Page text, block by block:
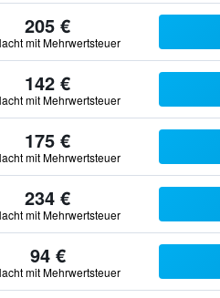
205 €
mit Mehrwertsteuer
142 €
mit Mehrwertsteuer
175 €
mit Mehrwertsteuer
234 €
mit Mehrwertsteuer
94 €
mit Mehrwertsteuer